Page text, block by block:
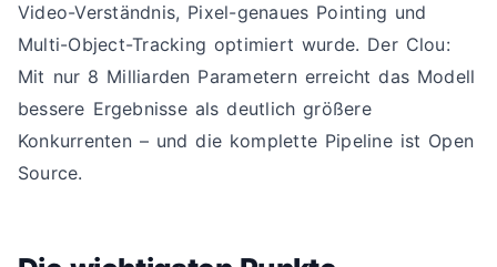
Video-Verständnis, Pixel-genaues Pointing und
Multi-Object-Tracking optimiert wurde. Der Clou:
Mit nur 8 Milliarden Parametern erreicht das Modell
bessere Ergebnisse als deutlich größere
Konkurrenten – und die komplette Pipeline ist Open
Source.